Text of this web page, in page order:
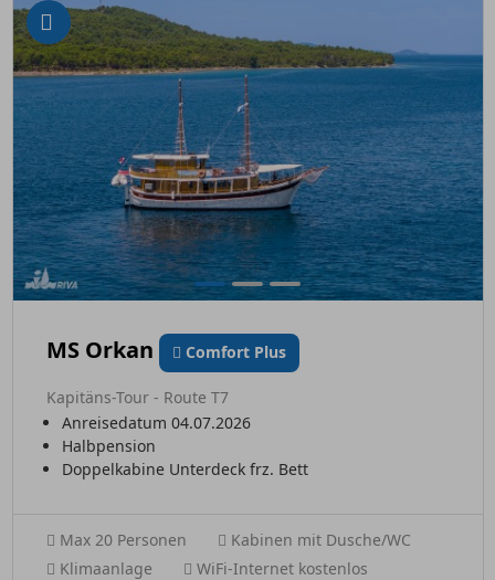
MS Orkan Comfort Plus
Kapitäns-Tour - Route T7
Anreisedatum 04.07.2026
Halbpension
Doppelkabine Unterdeck frz. Bett
Max 20 Personen
Kabinen mit Dusche/WC
Klimaanlage
WiFi-Internet kostenlos